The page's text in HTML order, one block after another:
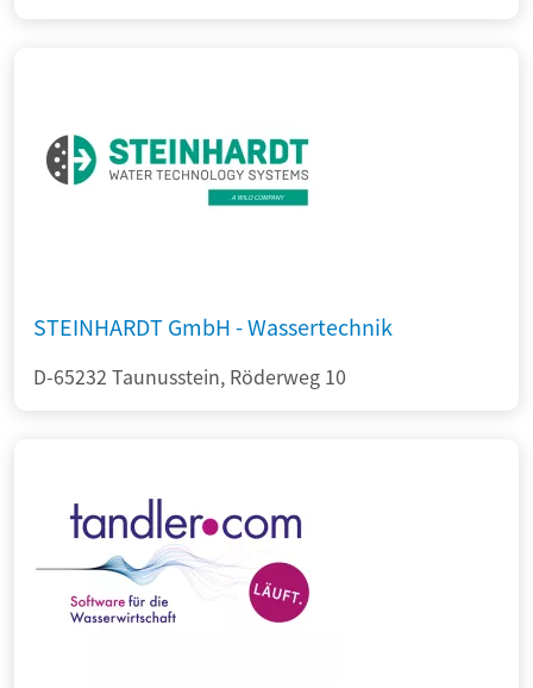
STEINHARDT GmbH - Wassertechnik
D-65232 Taunusstein, Röderweg 10